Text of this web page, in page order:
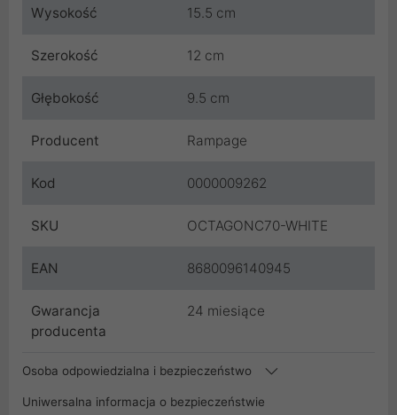
Wysokość 15.5 cm
Szerokość 12 cm
Głębokość 9.5 cm
Producent Rampage
Kod 0000009262
SKU OCTAGONC70-WHITE
EAN 8680096140945
Gwarancja
producenta
24 miesiące
Osoba odpowiedzialna i bezpieczeństwo
Uniwersalna informacja o bezpieczeństwie